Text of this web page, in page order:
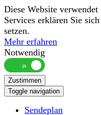
Diese Website
Services erklären Sie
setzen.
Mehr erfahren
Notwendig
Zustimmen
Toggle navigation
Sendeplan